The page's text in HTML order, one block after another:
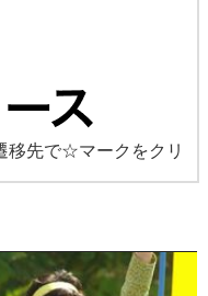
移先で☆マークをクリ